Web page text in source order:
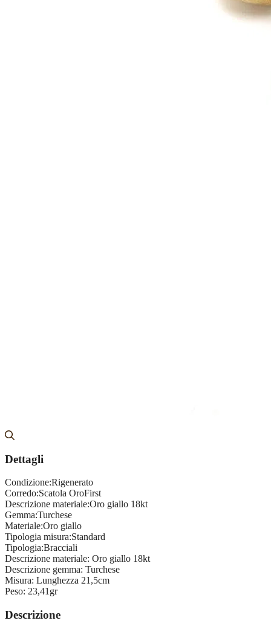
Dettagli
Condizione:Rigenerato
Corredo:Scatola OroFirst
Descrizione materiale:Oro giallo 18kt
Gemma:Turchese
Materiale:Oro giallo
Tipologia misura:Standard
Tipologia:Bracciali
Descrizione materiale: Oro giallo 18kt
Descrizione gemma: Turchese
Misura: Lunghezza 21,5cm
Peso: 23,41gr
Descrizione